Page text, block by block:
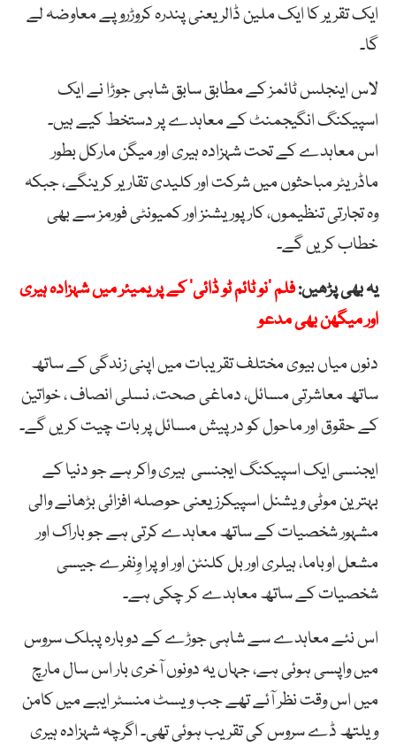
ایک تقریر کا ایک ملین ڈالر یعنی پندرہ کروڑروپے معاوضہ لے
گا۔
لاس اینجلس ٹائمز کے مطابق سابق شاہی جوڑا نے ایک
اسپیکنگ انگیجمنٹ کے معاہدے پر دستخط کیے ہیں۔
اس معاہدے کے تحت شہزادہ ہیری اور میگن مارکل بطور
ماڈریٹر مباحثوں میں شرکت اور کلیدی تقاریر کرینگے، جبکہ
وہ تجارتی تنظیموں، کارپوریشنز اور کمیونٹی فورمز سے بھی
خطاب کریں گے۔
یہ بھی پڑھیں:فلم ‘نو ٹائم ٹو ڈائی’ کے پریمیئر میں شہزادہ ہیری
اور میگھن بھی مدعو
دنوں میاں بیوی مختلف تقریبات میں اپنی زندگی کے ساتھ
ساتھ معاشرتی مسائل، دماغی صحت، نسلی انصاف ، خواتین
کے حقوق اور ماحول کو درپیش مسائل پر بات چیت کریں گے۔
ایجنسی ایک اسپیکنگ ایجنسی ہیری واکر ہے جو دنیا کے
بہترین موٹی ویشنل اسپیکرز یعنی حوصلہ افزائی بڑھانے والی
مشہور شخصیات کے ساتھ معاہدے کرتی ہے جو باراک اور
مشعل اوباما، ہیلری اور بل کلنٹن اور اوپرا وِنفرے جیسی
شخصیات کے ساتھ معاہدے کر چکی ہے۔
اس نئے معاہدے سے شاہی جوڑے کے دوبارہ پبلک سروس
میں واپسی ہوئی ہے، جہاں یہ دونوں آخری بار اس سال مارچ
میں اس وقت نظر آئے تھے جب ویسٹ منسٹر ایبے میں کامن
ویلتھ ڈے سروس کی تقریب ہوئی تھی۔ اگرچہ شہزادہ ہیری